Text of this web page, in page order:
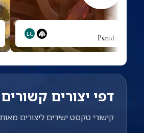
LC
דפי יצורים קשורים
קישורי טקסט ישירים ליצורים